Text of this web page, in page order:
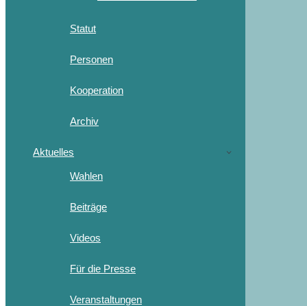
Statut
Personen
Kooperation
Archiv
Aktuelles
Wahlen
Beiträge
Videos
Für die Presse
Veranstaltungen